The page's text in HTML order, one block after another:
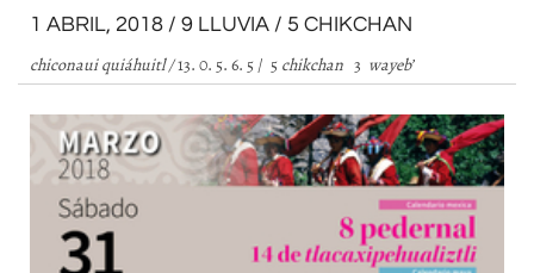
1 ABRIL, 2018 / 9 LLUVIA / 5 CHIKCHAN
chiconaui quiáhuitl /13. 0. 5. 6. 5 / 5 chikchan 3 wayeb’